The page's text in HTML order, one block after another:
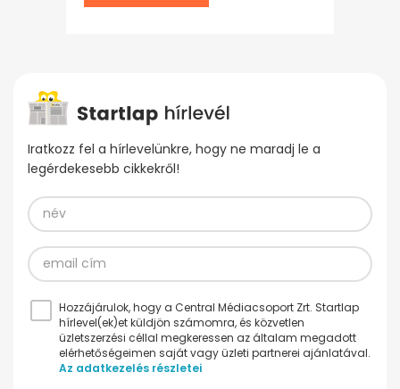
Iratkozz fel a hírlevelünkre, hogy ne maradj le a
legérdekesebb cikkekről!
Hozzájárulok, hogy a Central Médiacsoport Zrt. Startlap
hírlevel(ek)et küldjön számomra, és közvetlen
üzletszerzési céllal megkeressen az általam megadott
elérhetőségeimen saját vagy üzleti partnerei ajánlatával.
Az adatkezelés részletei